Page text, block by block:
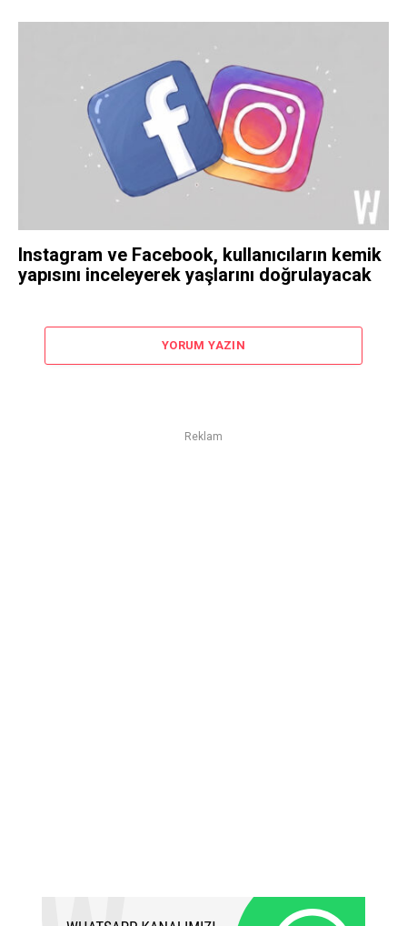
Instagram ve Facebook, kullanıcıların kemik
yapısını inceleyerek yaşlarını doğrulayacak
YORUM YAZIN
Reklam